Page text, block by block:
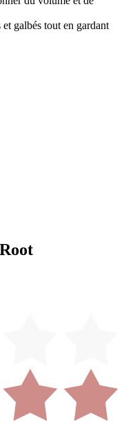
galbés tout en gardant